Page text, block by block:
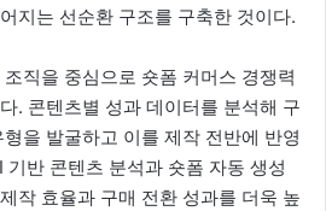
지는 선순환 구조를 구축한 것이다.
직을 중심으로 숏폼 커머스 경쟁력
. 콘텐츠별 성과 데이터를 분석해 구
을 발굴하고 이를 제작 전반에 반영
반 콘텐츠 분석과 숏폼 자동 생성
작 효율과 구매 전환 성과를 더욱 높